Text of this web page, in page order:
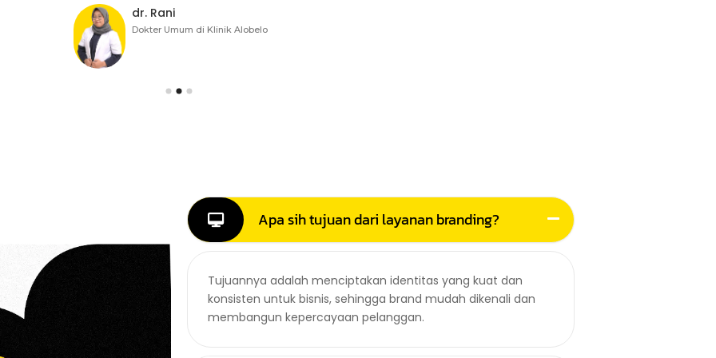
dr. Rani
Dokter Umum di Klinik Alobelo
Apa sih tujuan dari layanan branding?
Tujuannya adalah menciptakan identitas yang kuat dan
konsisten untuk bisnis, sehingga brand mudah dikenali dan
membangun kepercayaan pelanggan.